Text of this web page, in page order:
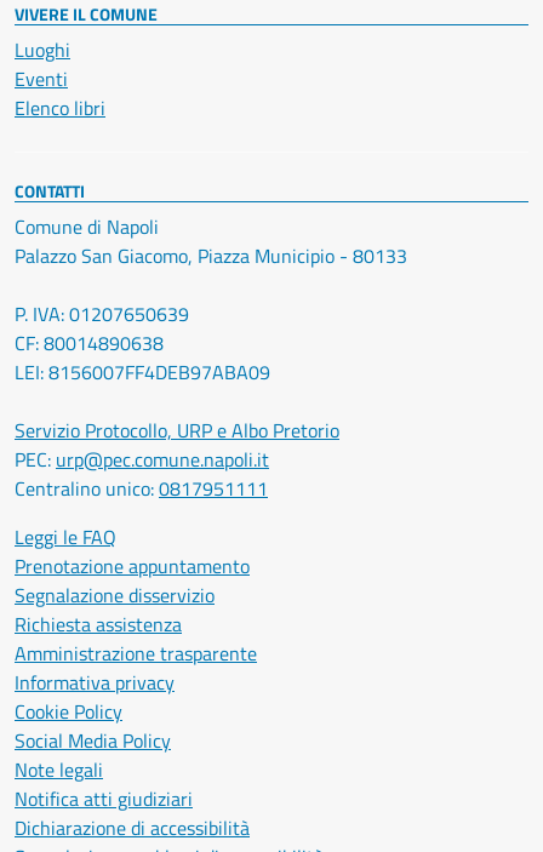
VIVERE IL COMUNE
Luoghi
Eventi
Elenco libri
CONTATTI
Comune di Napoli
Palazzo San Giacomo, Piazza Municipio - 80133
P. IVA: 01207650639
CF: 80014890638
LEI: 8156007FF4DEB97ABA09
Servizio Protocollo, URP e Albo Pretorio
PEC: urp@pec.comune.napoli.it
Centralino unico:0817951111
Leggi le FAQ
Prenotazione appuntamento
Segnalazione disservizio
Richiesta assistenza
Amministrazione trasparente
Informativa privacy
Cookie Policy
Social Media Policy
Note legali
Notifica atti giudiziari
Dichiarazione di accessibilità